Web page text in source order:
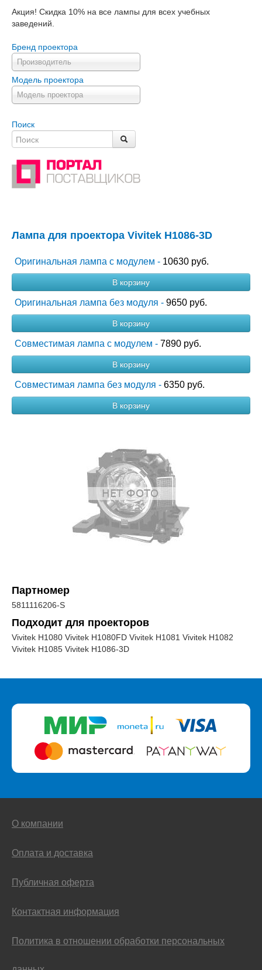
Акция! Скидка 10% на все лампы для всех учебных
заведений.
Бренд проектора
Производитель
Модель проектора
Модель проектора
Поиск
Лампа для проектора Vivitek H1086-3D
Оригинальная лампа с модулем - 10630 руб.
В корзину
Оригинальная лампа без модуля - 9650 руб.
В корзину
Совместимая лампа с модулем - 7890 руб.
В корзину
Совместимая лампа без модуля - 6350 руб.
В корзину
Партномер
5811116206-S
Подходит для проекторов
Vivitek H1080 Vivitek H1080FD Vivitek H1081 Vivitek H1082
Vivitek H1085 Vivitek H1086-3D
О компании
Оплата и доставка
Публичная оферта
Контактная информация
Политика в отношении обработки персональных